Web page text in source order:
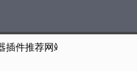
插件推荐网站，非Google